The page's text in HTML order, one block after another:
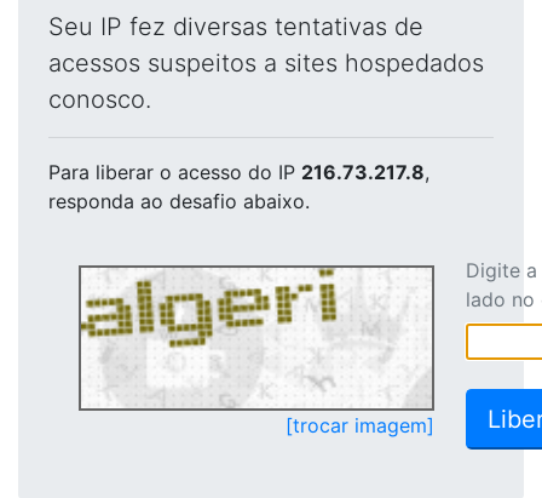
Seu IP fez diversas tentativas de
acessos suspeitos a sites hospedados
conosco.
Para liberar o acesso do IP 216.73.217.8,
responda ao desafio abaixo.
[trocar imagem]
Digite
lado no